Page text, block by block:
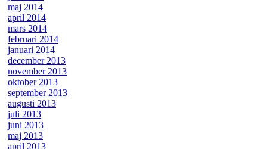
maj 2014
april 2014
mars 2014
februari 2014
januari 2014
december 2013
november 2013
oktober 2013
september 2013
augusti 2013
juli 2013
juni 2013
maj 2013
april 2013